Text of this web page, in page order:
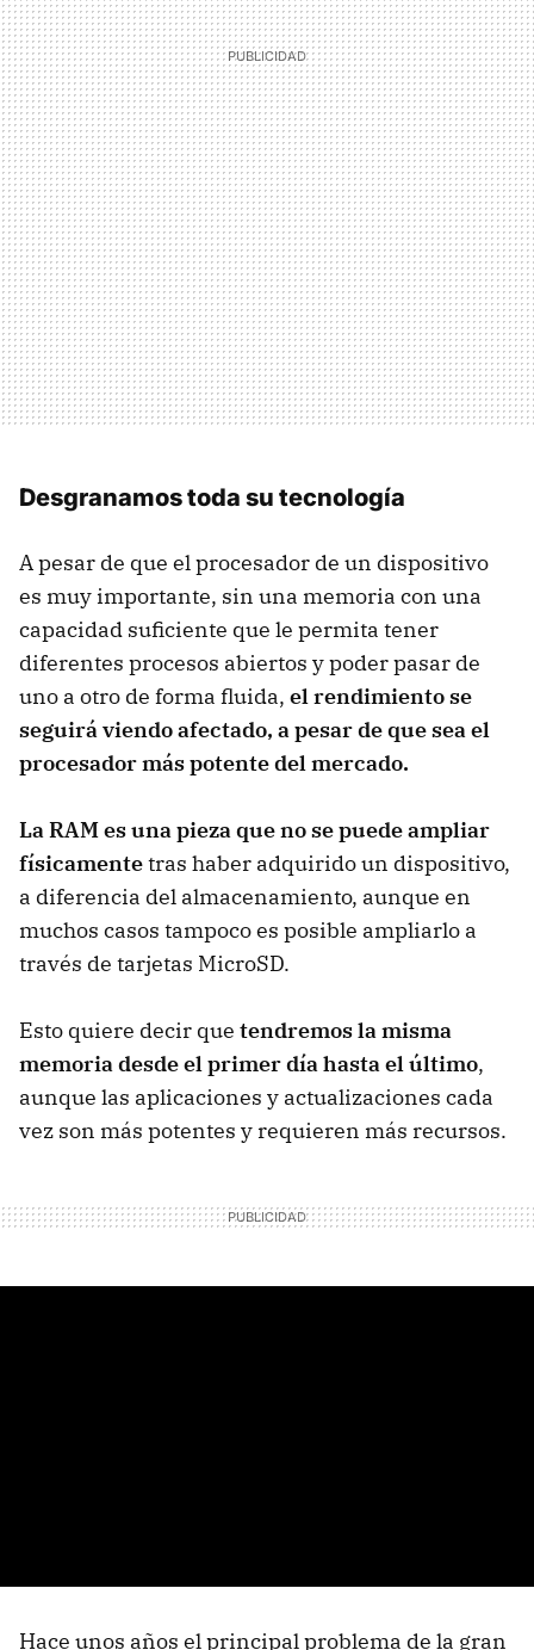
Desgranamos toda su tecnología
A pesar de que el procesador de un dispositivo
es muy importante, sin una memoria con una
capacidad suficiente que le permita tener
diferentes procesos abiertos y poder pasar de
uno a otro de forma fluida, el rendimiento se
seguirá viendo afectado, a pesar de que sea el
procesador más potente del mercado.
La RAM es una pieza que no se puede ampliar
físicamentetras haber adquirido un dispositivo,
a diferencia del almacenamiento, aunque en
muchos casos tampoco es posible ampliarlo a
través de tarjetas MicroSD.
Esto quiere decir que tendremos la misma
memoria desde el primer día hasta el último,
aunque las aplicaciones y actualizaciones cada
vez son más potentes y requieren más recursos.
Hace unos años el principal problema de la gran